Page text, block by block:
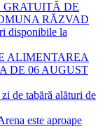
DE
RĂZVAD
disponibile la
ALIMENTAREA
DE 06 AUGUST
tabără alături de
este aproape